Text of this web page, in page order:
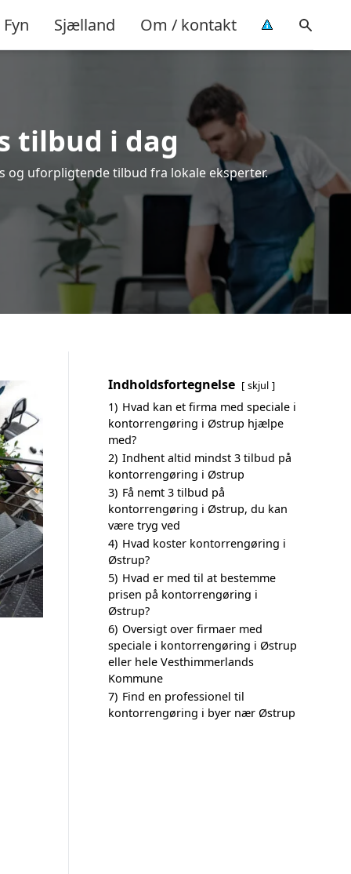
Fyn Sjælland Om / kontakt
tilbud i dag
uforpligtende tilbud fra lokale eksperter.
Indholdsfortegnelse skjul
1) Hvad kan et firma med speciale i
kontorrengøring i Østrup hjælpe
med?
2) Indhent altid mindst 3 tilbud på
kontorrengøring i Østrup
3) Få nemt 3 tilbud på
kontorrengøring i Østrup, du kan
være tryg ved
4) Hvad koster kontorrengøring i
Østrup?
5) Hvad er med til at bestemme
prisen på kontorrengøring i
Østrup?
6) Oversigt over firmaer med
speciale i kontorrengøring i Østrup
eller hele Vesthimmerlands
Kommune
7) Find en professionel til
kontorrengøring i byer nær Østrup